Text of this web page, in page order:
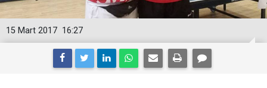
16:27
15 Mart 2017